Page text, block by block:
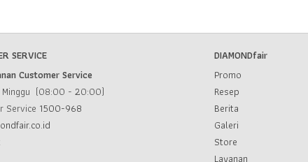
SERVICE
Customer Service
Minggu (08:00 - 20:00)
Service 1500-968
DIAMONDfair
Promo
Resep
Berita
Galeri
Store
Layanan